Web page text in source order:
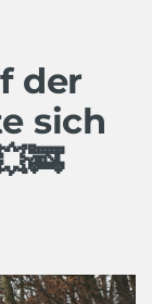
der
sich